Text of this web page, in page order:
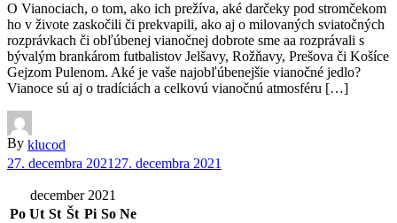
O Vianociach, o tom, ako ich prežíva, aké darčeky pod stromčekom
ho v živote zaskočili či prekvapili, ako aj o milovaných sviatočných
rozprávkach či obľúbenej vianočnej dobrote sme aa rozprávali s
bývalým brankárom futbalistov Jelšavy, Rožňavy, Prešova či Košíce
Gejzom Pulenom. Aké je vaše najobľúbenejšie vianočné jedlo?
Vianoce sú aj o tradíciách a celkovú vianočnú atmosféru […]
By klucod
27. decembra 2021 27. decembra 2021
december 2021
Po Ut St Št Pi So Ne